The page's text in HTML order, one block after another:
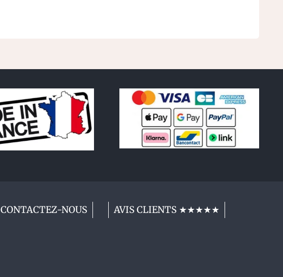
CONTACTEZ-NOUS
AVIS CLIENTS ★★★★★